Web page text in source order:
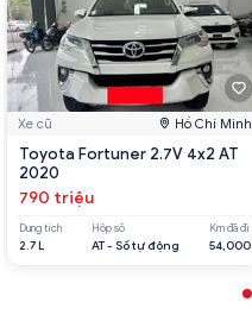
Xe cũ Hồ Chí Minh
Toyota Fortuner 2.7V 4x2 AT
2020
790 triệu
Dung tích
2.7 L
Hộp số
AT - Số tự động
Km đã đi
54,000